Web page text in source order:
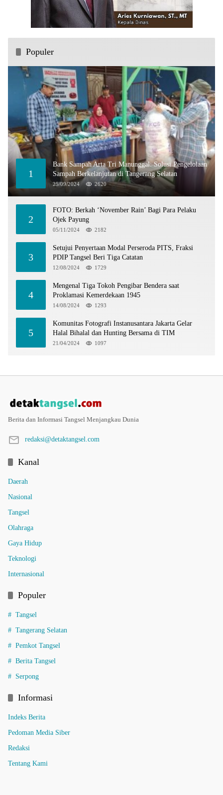
Populer
1
Bank Sampah Arta Tri Manunggal: Solusi Pengelolaan
Sampah Berkelanjutan di Tangerang Selatan
25/09/2024 2620
2
FOTO: Berkah ‘November Rain’ Bagi Para Pelaku
Ojek Payung
05/11/2024 2182
3
Setujui Penyertaan Modal Perseroda PITS, Fraksi
PDIP Tangsel Beri Tiga Catatan
12/08/2024 1729
4
Mengenal Tiga Tokoh Pengibar Bendera saat
Proklamasi Kemerdekaan 1945
14/08/2024 1293
5
Komunitas Fotografi Instanusantara Jakarta Gelar
Halal Bihalal dan Hunting Bersama di TIM
21/04/2024 1097
Berita dan Informasi Tangsel Menjangkau Dunia
redaksi@detaktangsel.com
Kanal
Daerah
Nasional
Tangsel
Olahraga
Gaya Hidup
Teknologi
Internasional
Populer
Tangsel
Tangerang Selatan
Pemkot Tangsel
Berita Tangsel
Serpong
Informasi
Indeks Berita
Pedoman Media Siber
Redaksi
Tentang Kami